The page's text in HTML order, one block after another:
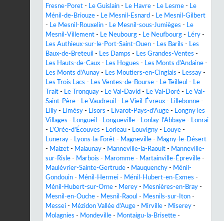
Fresne-Poret - Le Guislain - Le Havre - Le Lesme - Le
Ménil-de-Briouze - Le Mesnil-Esnard - Le Mesnil-Gilbert
- Le Mesnil-Rouxelin - Le Mesnil-sous-Jumièges - Le
Mesnil-Villement - Le Neubourg - Le Neufbourg - Léry -
Les Authieux-sur-le-Port-Saint-Ouen - Les Barils - Les
Baux-de-Breteuil - Les Damps - Les Grandes-Ventes -
Les Hauts-de-Caux - Les Hogues - Les Monts d'Andaine -
Les Monts d'Aunay - Les Moutiers-en-Cinglais - Lessay -
Les Trois Lacs - Les Ventes-de-Bourse - Le Teilleul - Le
Trait - Le Tronquay - Le Val-David - Le Val-Doré - Le Val-
Saint-Père - Le Vaudreuil - Le Vieil-Évreux - Lillebonne -
Lilly - Limésy - Lisors - Livarot-Pays-d'Auge - Longny les
Villages - Longueil - Longueville - Lonlay-l'Abbaye - Lonrai
- L'Orée-d'Écouves - Lorleau - Louvigny - Louye -
Luneray - Lyons-la-Forêt - Magneville - Magny-le-Désert
- Maizet - Malaunay - Manneville-la-Raoult - Manneville-
sur-Risle - Marbois - Maromme - Martainville-Épreville -
Maulévrier-Sainte-Gertrude - Mauquenchy - Ménil-
Gondouin - Ménil-Hermei - Ménil-Hubert-en-Exmes -
Ménil-Hubert-sur-Orne - Merey - Mesnières-en-Bray -
Mesnil-en-Ouche - Mesnil-Raoul - Mesnils-sur-Iton -
Messei - Mézidon Vallée d'Auge - Mirville - Miserey -
Molagnies - Mondeville - Montaigu-la-Brisette -